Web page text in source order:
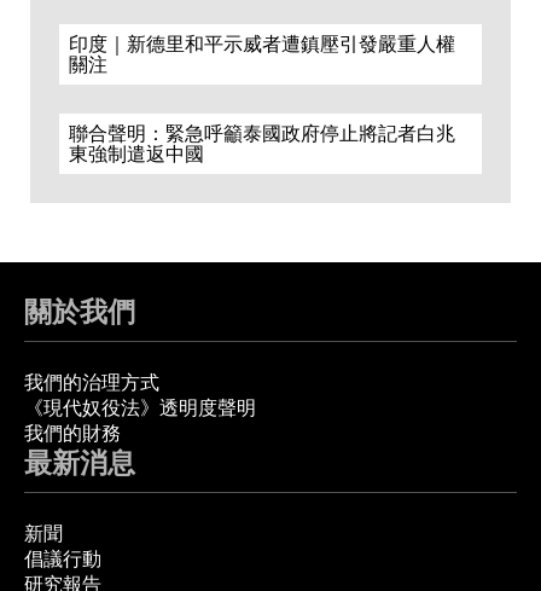
印度｜新德里和平示威者遭鎮壓引發嚴重人權
關注
聯合聲明：緊急呼籲泰國政府停止將記者白兆
東強制遣返中國
關於我們
我們的治理方式
《現代奴役法》透明度聲明
我們的財務
最新消息
新聞
倡議行動
研究報告